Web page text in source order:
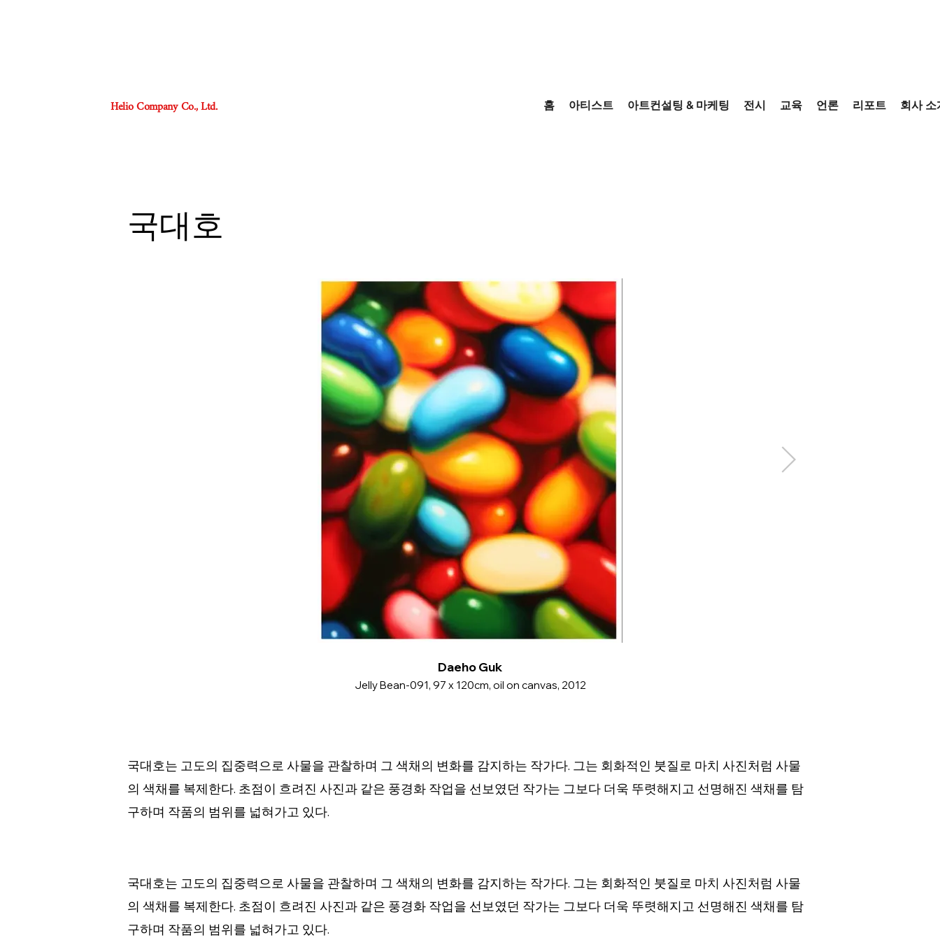
Helio Company Co., Ltd. 홈 아티스트 아트컨설팅 & 마케팅 전시 교육 언론 리포트 회사 소
국대호
Daeho Guk
Jelly Bean-091, 97 x 120cm, oil on canvas, 2012
국대호는 고도의 집중력으로 사물을 관찰하며 그 색채의 변화를 감지하는 작가다. 그는 회화적인 붓질로 마치 사진처럼 사물
의 색채를 복제한다. 초점이 흐려진 사진과 같은 풍경화 작업을 선보였던 작가는 그보다 더욱 뚜렷해지고 선명해진 색채를 탐
구하며 작품의 범위를 넓혀가고 있다.
국대호는 고도의 집중력으로 사물을 관찰하며 그 색채의 변화를 감지하는 작가다. 그는 회화적인 붓질로 마치 사진처럼 사물
의 색채를 복제한다. 초점이 흐려진 사진과 같은 풍경화 작업을 선보였던 작가는 그보다 더욱 뚜렷해지고 선명해진 색채를 탐
구하며 작품의 범위를 넓혀가고 있다.